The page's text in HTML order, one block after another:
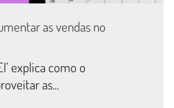
as vendas no
explica como o
as...